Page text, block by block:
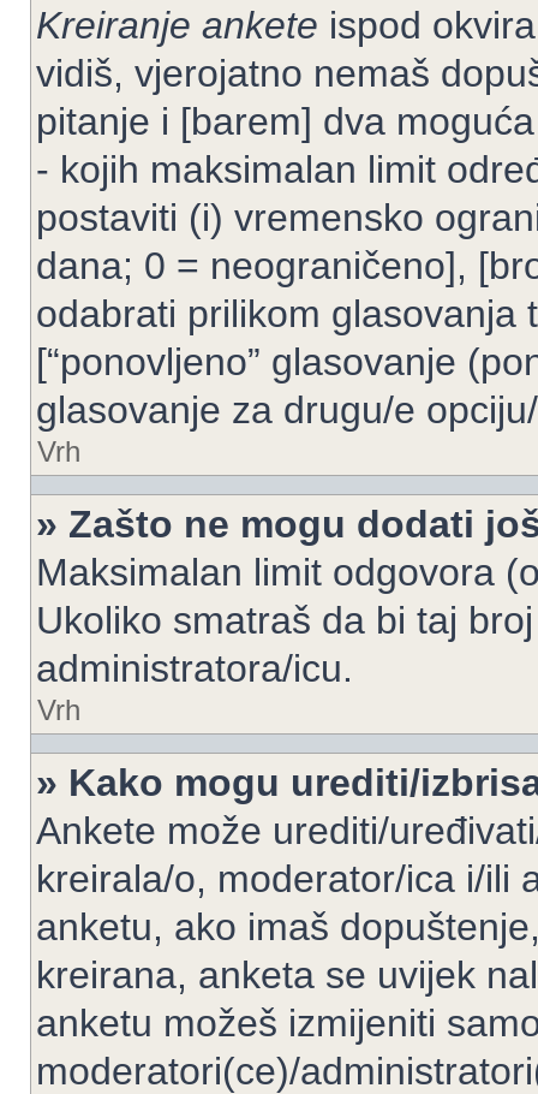
Kreiranje ankete ispod
vidiš, vjerojatno nemaš
pitanje i [barem] dva
- kojih maksimalan limit
postaviti (i) vremensko
dana; 0 = neograničeno],
odabrati prilikom glasovanja
[“ponovljeno” glasovanje
glasovanje za drugu/e
Vrh
» Zašto ne mogu dodati
Maksimalan limit odgovora
Ukoliko smatraš da bi taj
administratora/icu.
Vrh
» Kako mogu urediti/
Ankete može urediti/
kreirala/o, moderator/ica i/ili
anketu, ako imaš
kreirana, anketa se uvijek
anketu možeš izmijeniti
moderatori(ce)/